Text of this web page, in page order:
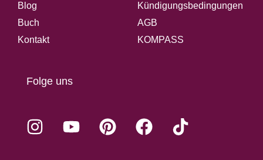
Blog
Buch
Kontakt
Kündigungsbedingungen
AGB
KOMPASS
Folge uns